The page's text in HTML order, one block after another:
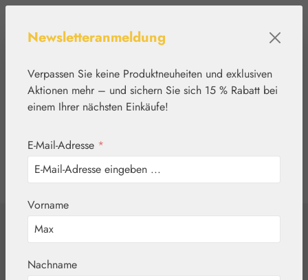
Werkzeugleiste anzeigen
Franzbrannt-Gel
Newsletteranmeldung
Verpassen Sie keine Produktneuheiten und exklusiven
Aktionen mehr – und sichern Sie sich 15 % Rabatt bei
einem Ihrer nächsten Einkäufe!
E-Mail-Adresse *
Vorname
Nachname